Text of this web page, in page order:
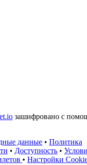
зашифровано с
данные • Политика
• Доступность •
• Настройки